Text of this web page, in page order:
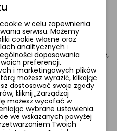
węższym oponom, jazda
i płynna.
: Rower crossowy
nieco wyboistym terenie,
do trudnych, górskich
komfortowej pozycji i
rower crossowy jest
w celu zapewnienia
serwisu. Możemy
cookie własne oraz
analitycznych i
dopasowania
preferencji.
i marketingowych plików
możesz wyrazić, klikając
dostosować swoje zgody
kliknij „Zarządzaj
możesz wycofać w
wybrane ustawienia.
we wskazanych powyżej
Twoich